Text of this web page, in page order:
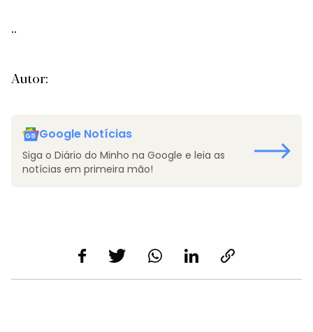
..
Autor:
Google Notícias
Siga o Diário do Minho na Google e leia as
notícias em primeira mão!